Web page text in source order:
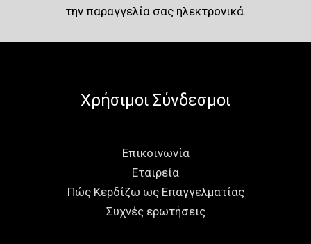
την παραγγελία σας ηλεκτρονικά.
Χρήσιμοι Σύνδεσμοι
Επικοινωνία
Εταιρεία
Πώς Κερδίζω ως Επαγγελματίας
Συχνές ερωτήσεις